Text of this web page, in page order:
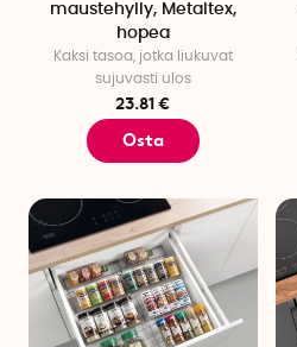
maustehylly, Metaltex,
hopea
Kaksi tasoa, jotka liukuvat
sujuvasti ulos
23.81 €
Osta